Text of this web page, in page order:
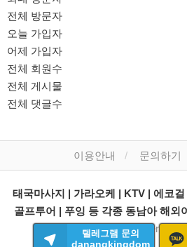
전체 방문자
오늘 가입자
어제 가입자
전체 회원수
전체 게시물
전체 댓글수
텔레그램 문의
danangkingdom
이용안내 문의하기
태국마사지 | 가라오케 | KTV | 에코
골프투어 | 푸잉 등 각종 동남아 해외
reserved.